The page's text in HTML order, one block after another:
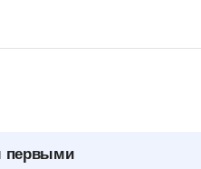
первыми